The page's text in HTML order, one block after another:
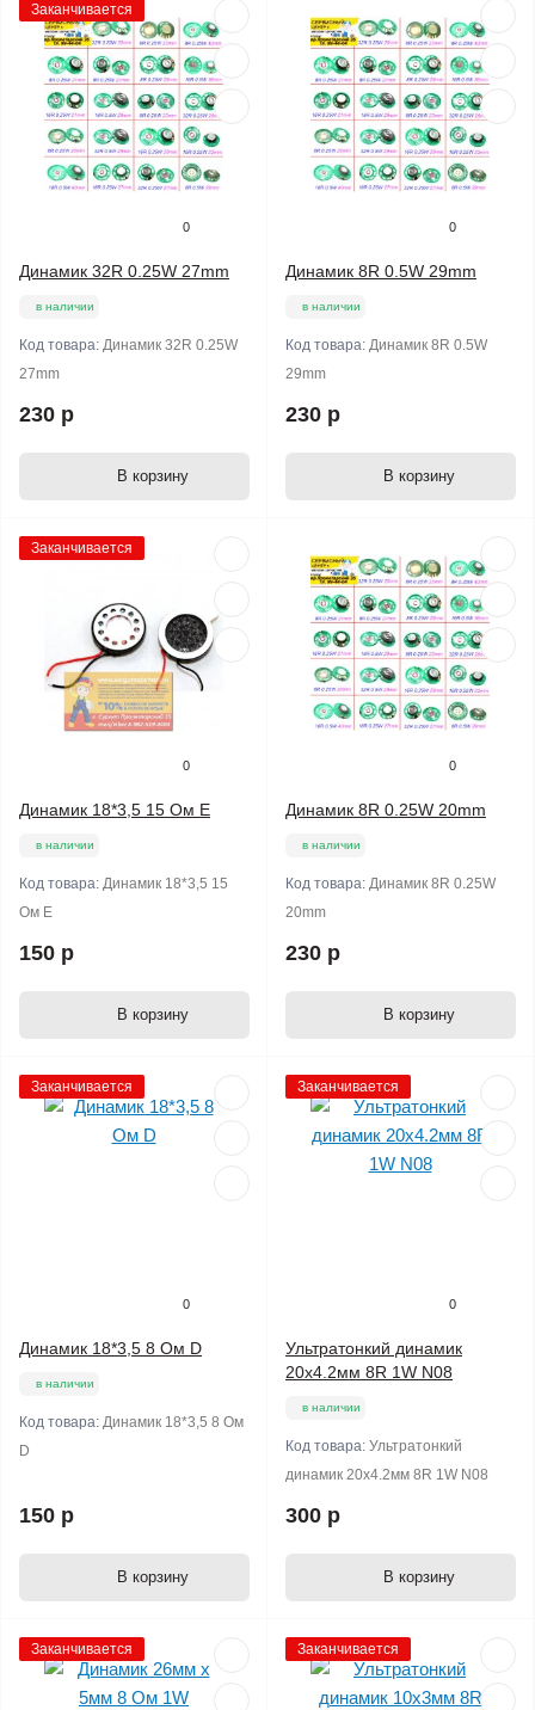
Заканчивается
0
Динамик 32R 0.25W 27mm
в наличии
Код товара: Динамик 32R 0.25W
27mm
230 р
В корзину
0
Динамик 8R 0.5W 29mm
в наличии
Код товара: Динамик 8R 0.5W
29mm
230 р
В корзину
Заканчивается
0
Динамик 18*3,5 15 Ом Е
в наличии
Код товара: Динамик 18*3,5 15
Ом Е
150 р
В корзину
0
Динамик 8R 0.25W 20mm
в наличии
Код товара: Динамик 8R 0.25W
20mm
230 р
В корзину
Заканчивается
0
Динамик 18*3,5 8 Ом D
в наличии
Код товара: Динамик 18*3,5 8 Ом
D
150 р
В корзину
Заканчивается
0
Ультратонкий динамик
20х4.2мм 8R 1W N08
в наличии
Код товара: Ультратонкий
динамик 20х4.2мм 8R 1W N08
300 р
В корзину
Заканчивается Заканчивается